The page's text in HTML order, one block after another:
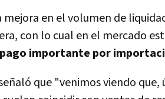
mejora en el volumen de
con lo cual en el mercado
importante por
que "venimos viendo